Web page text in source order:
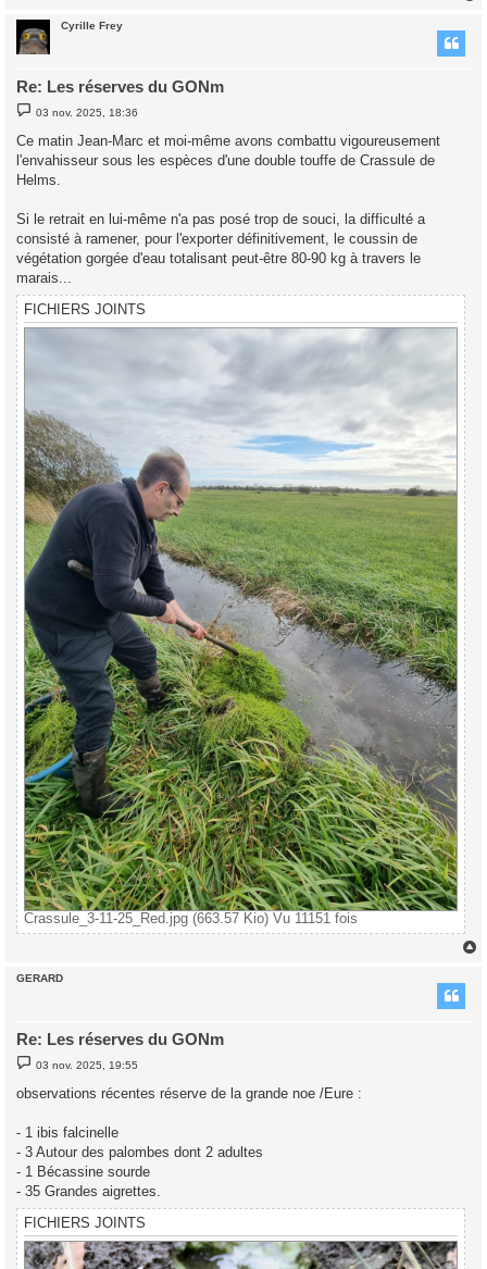
Cyrille Frey
Re: Les réserves du GONm
M
e
s
a
g
e
03 nov. 2025, 18:36
Ce matin Jean-Marc et moi-même avons combattu vigoureusement
l'envahisseur sous les espèces d'une double touffe de Crassule de
Helms.
Si le retrait en lui-même n'a pas posé trop de souci, la difficulté a
consisté à ramener, pour l'exporter définitivement, le coussin de
végétation gorgée d'eau totalisant peut-être 80-90 kg à travers le
marais...
FICHIERS JOINTS
Crassule_3-11-25_Red.jpg (663.57 Kio) Vu 11151 fois
GERARD
Re: Les réserves du GONm
M
e
s
g
e
03 nov. 2025, 19:55
observations récentes réserve de la grande noe /Eure :
- 1 ibis falcinelle
- 3 Autour des palombes dont 2 adultes
- 1 Bécassine sourde
- 35 Grandes aigrettes.
FICHIERS JOINTS